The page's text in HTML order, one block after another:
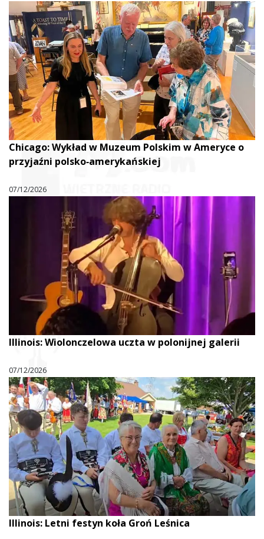
Chicago: Wykład w Muzeum Polskim w Ameryce o
przyjaźni polsko‑amerykańskiej
07/12/2026
Illinois: Wiolonczelowa uczta w polonijnej galerii
07/12/2026
Illinois: Letni festyn koła Groń Leśnica